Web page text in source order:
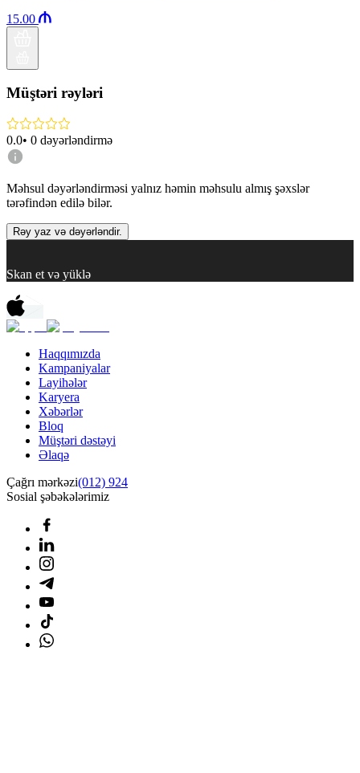
15.00
Müştəri rəyləri
0.0• 0 dəyərləndirmə
Məhsul dəyərləndirməsi yalnız həmin məhsulu almış şəxslər
tərəfindən edilə bilər.
Rəy yaz və dəyərləndir.
Skan et və yüklə
Haqqımızda
Kampaniyalar
Layihələr
Karyera
Xəbərlər
Bloq
Müştəri dəstəyi
Əlaqə
Çağrı mərkəzi(012) 924
Sosial şəbəkələrimiz